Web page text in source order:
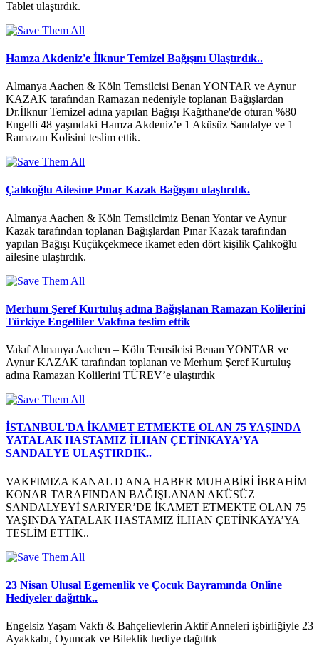
Tablet ulaştırdık.
Hamza Akdeniz'e İlknur Temizel Bağışını Ulaştırdık..
Almanya Aachen & Köln Temsilcisi Benan YONTAR ve Aynur
KAZAK tarafından Ramazan nedeniyle toplanan Bağışlardan
Dr.İlknur Temizel adına yapılan Bağışı Kağıthane'de oturan %80
Engelli 48 yaşındaki Hamza Akdeniz’e 1 Aküsüz Sandalye ve 1
Ramazan Kolisini teslim ettik.
Çalıkoğlu Ailesine Pınar Kazak Bağışını ulaştırdık.
Almanya Aachen & Köln Temsilcimiz Benan Yontar ve Aynur
Kazak tarafından toplanan Bağışlardan Pınar Kazak tarafından
yapılan Bağışı Küçükçekmece ikamet eden dört kişilik Çalıkoğlu
ailesine ulaştırdık.
Merhum Şeref Kurtuluş adına Bağışlanan Ramazan Kolilerini
Türkiye Engelliler Vakfına teslim ettik
Vakıf Almanya Aachen – Köln Temsilcisi Benan YONTAR ve
Aynur KAZAK tarafından toplanan ve Merhum Şeref Kurtuluş
adına Ramazan Kolilerini TÜREV’e ulaştırdık
İSTANBUL'DA İKAMET ETMEKTE OLAN 75 YAŞINDA
YATALAK HASTAMIZ İLHAN ÇETİNKAYA’YA
SANDALYE ULAŞTIRDIK..
VAKFIMIZA KANAL D ANA HABER MUHABİRİ İBRAHİM
KONAR TARAFINDAN BAĞIŞLANAN AKÜSÜZ
SANDALYEYİ SARIYER’DE İKAMET ETMEKTE OLAN 75
YAŞINDA YATALAK HASTAMIZ İLHAN ÇETİNKAYA’YA
TESLİM ETTİK..
23 Nisan Ulusal Egemenlik ve Çocuk Bayramında Online
Hediyeler dağıttık..
Engelsiz Yaşam Vakfı & Bahçelievlerin Aktif Anneleri işbirliğiyle 23
Ayakkabı, Oyuncak ve Bileklik hediye dağıttık